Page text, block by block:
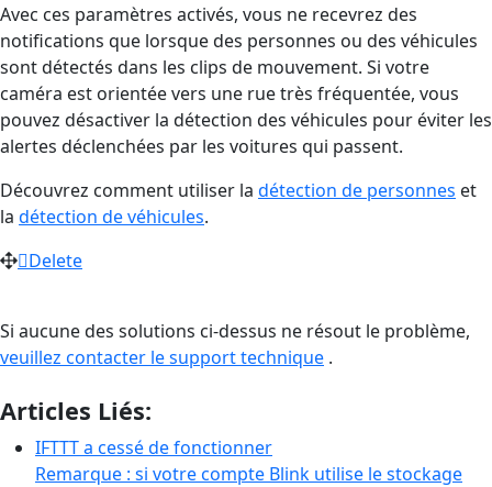
Avec ces paramètres activés, vous ne recevrez des
notifications que lorsque des personnes ou des véhicules
sont détectés dans les clips de mouvement. Si votre
caméra est orientée vers une rue très fréquentée, vous
pouvez désactiver la détection des véhicules pour éviter les
alertes déclenchées par les voitures qui passent.
Découvrez comment utiliser la détection de personnes et
la détection de véhicules.
Delete
Si aucune des solutions ci-dessus ne résout le problème,
veuillez contacter le support technique .
Articles Liés:
IFTTT a cessé de fonctionner
Remarque : si votre compte Blink utilise le stockage